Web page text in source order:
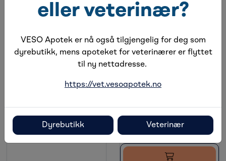
På lager
Holdbarhet: 31.12.2028
Vetnordic Hanske Nitril
Holdbarhet:31.10.2029
eller veterinær?
VESO Apotek er nå også tilgjengelig for deg som
dyrebutikk, mens apoteket for veterinærer er flyttet
til ny nettadresse.
https://vet.vesoapotek.no
Dyrebutikk Veterinær